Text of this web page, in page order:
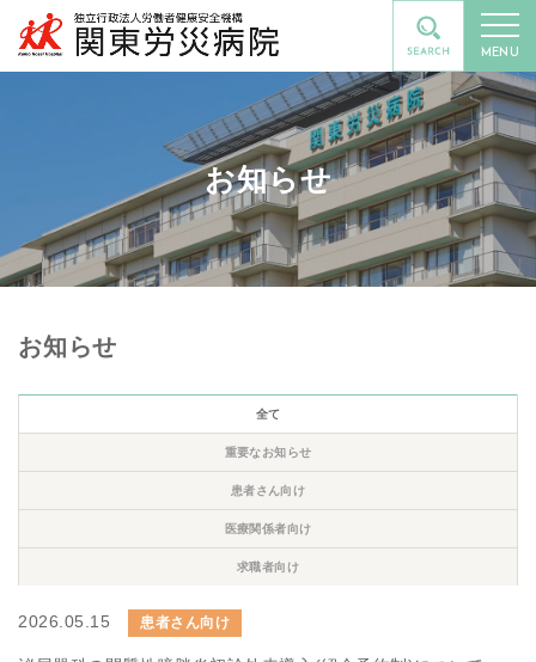
MENU
お知らせ
お知らせ
全て
重要なお知らせ
患者さん向け
医療関係者向け
求職者向け
2026.05.15 患者さん向け